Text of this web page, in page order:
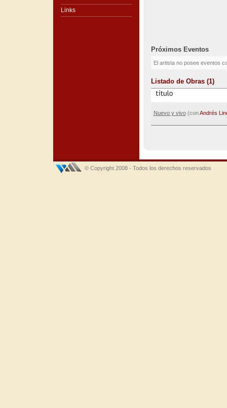
Links
Próximos Eventos
El artista no posee eventos
Listado de Obras (1)
Nuevo y vivo(conAndrés
© Copyright 2008 - Todos los derechos reservados